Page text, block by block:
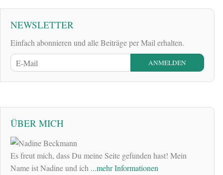
NEWSLETTER
Einfach abonnieren und alle Beiträge per Mail erhalten.
ÜBER MICH
Es freut mich, dass Du meine Seite gefunden hast! Mein
Name ist Nadine und ich ...mehr Informationen